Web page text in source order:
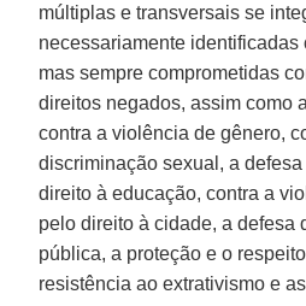
múltiplas e transversais se
necessariamente identificadas
mas sempre comprometidas
direitos negados, assim como
contra a violência de gênero,
discriminação sexual, a
direito à educação, contra a
pelo direito à cidade, a defesa
pública, a proteção e o
resistência ao extrativismo e